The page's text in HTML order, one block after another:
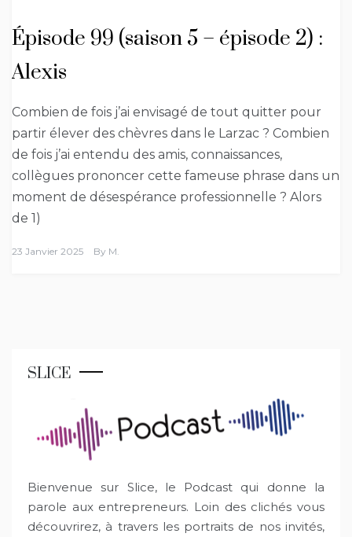
Épisode 99 (saison 5 – épisode 2) :
Alexis
Combien de fois j’ai envisagé de tout quitter pour
partir élever des chèvres dans le Larzac ? Combien
de fois j’ai entendu des amis, connaissances,
collègues prononcer cette fameuse phrase dans un
moment de désespérance professionnelle ? Alors
de 1)
23 Janvier 2025 By M.
SLICE
Bienvenue sur Slice, le Podcast qui donne la
parole aux entrepreneurs. Loin des clichés vous
découvrirez, à travers les portraits de nos invités,